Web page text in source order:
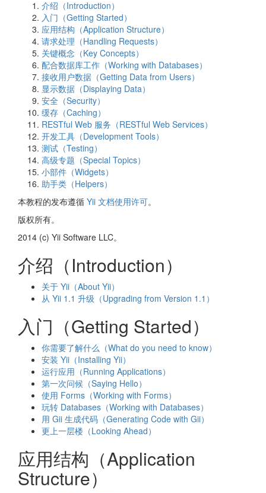
介绍（Introduction）
入门（Getting Started）
应用结构（Application Structure）
请求处理（Handling Requests）
关键概念（Key Concepts）
配合数据库工作（Working with Databases）
接收用户数据（Getting Data from Users）
显示数据（Displaying Data）
安全（Security）
缓存（Caching）
RESTful Web 服务（RESTful Web Services）
开发工具（Development Tools）
测试（Testing）
高级专题（Special Topics）
小部件（Widgets）
助手类（Helpers）
本教程的发布遵循 Yii 文档使用许可。
版权所有。
2014 (c) Yii Software LLC。
介绍（Introduction）
关于 Yii（About Yii）
从 Yii 1.1 升级（Upgrading from Version 1.1）
入门（Getting Started）
你需要了解什么（What do you need to know）
安装 Yii（Installing Yii）
运行应用（Running Applications）
第一次问候（Saying Hello）
使用 Forms（Working with Forms）
玩转 Databases（Working with Databases）
用 Gii 生成代码（Generating Code with Gii）
更上一层楼（Looking Ahead）
应用结构（Application
Structure）